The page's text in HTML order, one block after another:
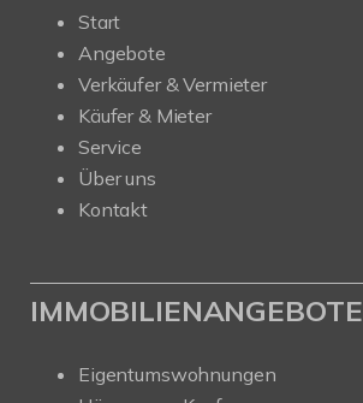
Start
Angebote
Verkäufer & Vermieter
Käufer & Mieter
Service
Über uns
Kontakt
IMMOBILIENANGEBOTE
Eigentumswohnungen